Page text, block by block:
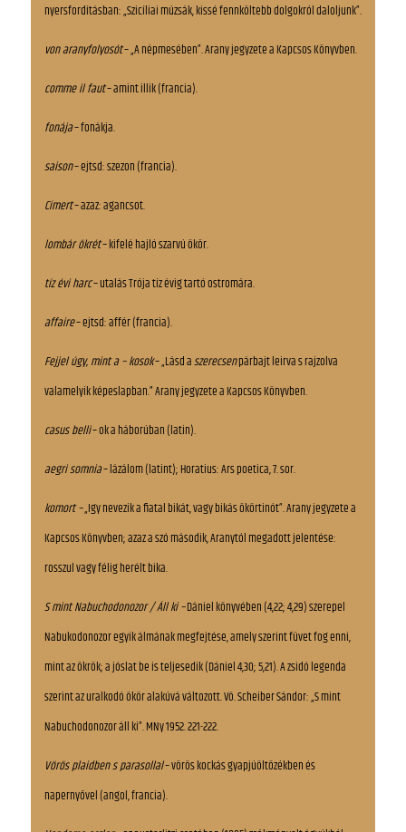
nyersfordításban: „Szicíliai múzsák, kissé fennköltebb dolgokról daloljunk”.
von aranyfolyosót– „A népmesében”. Arany jegyzete a Kapcsos Könyvben.
comme il faut– amint illik (francia).
fonája– fonákja.
saison– ejtsd: szezon (francia).
Címert– azaz: agancsot.
lombár ökrét– kifelé hajló szarvú ökör.
tíz évi harc– utalás Trója tíz évig tartó ostromára.
affaire– ejtsd: affér (francia).
Fejjel úgy, mint a – kosok– „Lásd aszerecsenpárbajt leirva s rajzolva
valamelyik képeslapban.” Arany jegyzete a Kapcsos Könyvben.
casus belli– ok a háborúban (latin).
aegri somnia– lázálom (latint); Horatius: Ars poetica, 7. sor.
komort –„Igy nevezik a fiatal bikát, vagy bikás ökörtinót”. Arany jegyzete a
Kapcsos Könyvben; azaz a szó második, Aranytól megadott jelentése:
rosszul vagy félig herélt bika.
S mint Nabuchodonozor / Áll ki –Dániel könyvében (4,22; 4,29) szerepel
Nabukodonozor egyik álmának megfejtése, amely szerint füvet fog enni,
mint az ökrök; a jóslat be is teljesedik (Dániel 4,30; 5,21). A zsidó legenda
szerint az uralkodó ökör alakúvá változott. Vö. Scheiber Sándor: „S mint
Nabuchodonozor áll ki”. MNy 1952. 221-222.
Vörös plaidben s parasollal– vörös kockás gyapjúöltözékben és
napernyővel (angol, francia).